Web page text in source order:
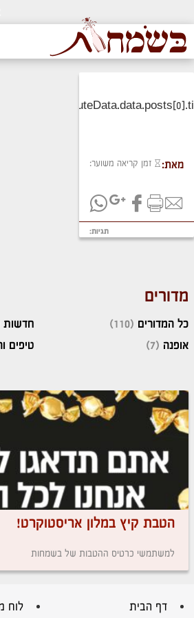
מאת: זמן קריאה משוער:
תגיות:
מדורים
כל המדורים (110)
אופנה (7)
חדשות
טיפים
הטבת קיץ במלון אריסטוקרט!
למשתמשי כרטיס ההטבות של בשמחות
דף הבית לוח